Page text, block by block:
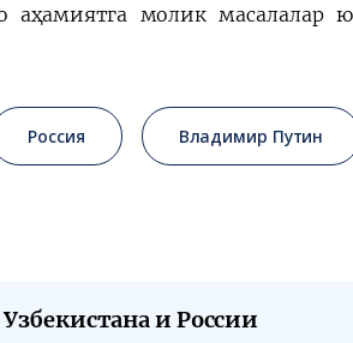
аҳамиятга молик масалалар
Россия Владимир Путин
и России